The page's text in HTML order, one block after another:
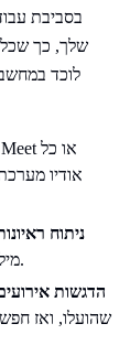
לוכד
אודיו
ניתוח
מילת מפתח וייצא תמלילים נקיים לניתוח או כתיבה.
הדגשות
שהועלו, ואז